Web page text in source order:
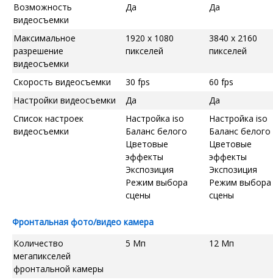
Возможность
видеосъемки
Да Да
Максимальное
разрешение
видеосъемки
1920 x 1080
пикселей
3840 x 2160
пикселей
Скорость видеосъемки 30 fps
60 fps
Настройки видеосъемки
Да
Да
Список настроек
видеосъемки
Настройка iso
Баланс белого
Цветовые
эффекты
Экспозиция
Режим выбора
сцены
Настройка iso
Баланс белого
Цветовые
эффекты
Экспозиция
Режим выбора
сцены
Фронтальная фото/видео камера
Количество
мегапикселей
фронтальной камеры
5 Мп 12 Мп